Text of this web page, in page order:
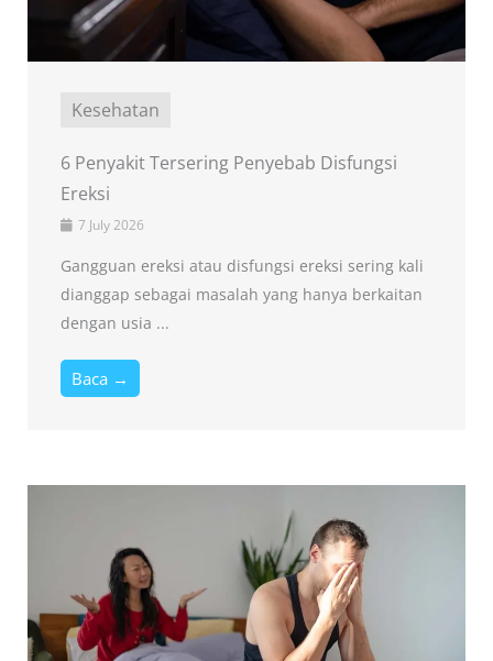
Kesehatan
6 Penyakit Tersering Penyebab Disfungsi
Ereksi
7 July 2026
Gangguan ereksi atau disfungsi ereksi sering kali
dianggap sebagai masalah yang hanya berkaitan
dengan usia ...
Baca →